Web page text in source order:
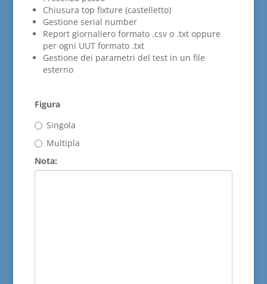
Chiusura top fixture (castelletto)
Gestione serial number
Report giornaliero formato .csv o .txt oppure
per ogni UUT formato .txt
Gestione dei parametri del test in un file
esterno
Figura
Singola
Multipla
Nota: